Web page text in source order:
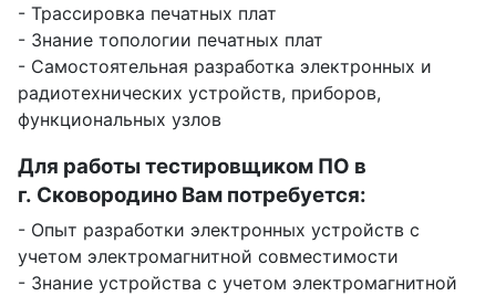
- Трассировка печатных плат
- Знание топологии печатных плат
- Самостоятельная разработка электронных и
радиотехнических устройств, приборов,
функциональных узлов
Для работы тестировщиком ПО в
г. Сковородино Вам потребуется:
- Опыт разработки электронных устройств с
учетом электромагнитной совместимости
- Знание устройства с учетом электромагнитной